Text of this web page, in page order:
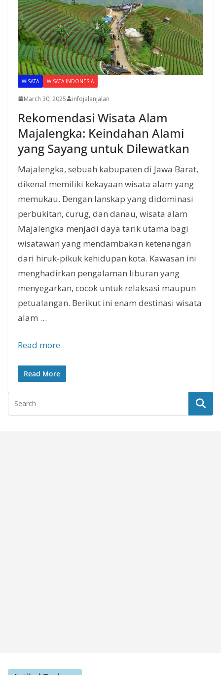
WISATA WISATA INDONESIA
March 30, 2025 infojalanjalan
Rekomendasi Wisata Alam
Majalengka: Keindahan Alami
yang Sayang untuk Dilewatkan
Majalengka, sebuah kabupaten di Jawa Barat,
dikenal memiliki kekayaan wisata alam yang
memukau. Dengan lanskap yang didominasi
perbukitan, curug, dan danau, wisata alam
Majalengka menjadi daya tarik utama bagi
wisatawan yang mendambakan ketenangan
dari hiruk-pikuk kehidupan kota. Kawasan ini
menghadirkan pengalaman liburan yang
menyegarkan, cocok untuk relaksasi maupun
petualangan. Berikut ini enam destinasi wisata
alam …
Read more
Read More